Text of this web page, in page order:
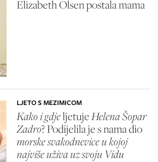
Elizabeth Olsenpostala mama
LJETO S MEZIMICOM
Kako i gdjeljetujeHelena Šopar
Zadro? Podijelila je s nama dio
morske svakodnevice u kojoj
najviše uživa uz svoju Vidu